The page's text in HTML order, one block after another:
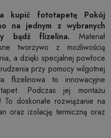
kupić fototapetę Pokój
na jednym z wybranych
bądź flizelina. Materiał
tworzywo z możliwością
a dzięki specjalnej powłoce
przy pomocy wilgotnej
flizelinowa to innowacyjne
Podczas jej montażu
To doskonałe rozwiązanie na
oraz izolację termiczną oraz